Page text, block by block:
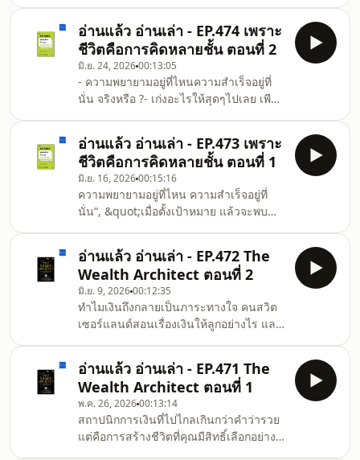
เติบโต&quot; ผ่านช่วงเวลาที่เต็มไปด้วย
&quot;ความสำเร็จและความล้มเ
แพทย์ผู้เชี่ยวชาญด้านโรคเบาหวาน พบว่า
อาการนี้เกิดกับคนที่ดูแข็งแรงจำนวนมาก
เขาเรียกว่า “อ่อนล้าจากคาร์โบไฮเดรต”
ซึ่งเป็นโดมิโนสุขภาพตัวแรกที่ค่อยๆ
บั่นทอนร่างกายของเรา และจากการศึกษา
มาอย่างยาวนาน เขาค้นพบเคล็ดการกินที่
ง่าย อร่อย และไม่กดดันตัวเอง อีกทั้งเมื่อ
ทำได้อย่างต่อเนื่อง พลัง คว
อ่านแล้ว อ่านเล่า - EP.474 เพราะ
ชีวิตคือการคิดหลายชั้น ตอนที่ 2
มิ.ย. 24, 202600:13:05
- ความพยายามอยู่ที่ไหนความสำเร็จอยู่ที่
นั่น จริงหรือ ?- เก่งอะไรให้สุดๆไปเลย เพียง
หรือ ?- เราควรทำงานให้มีประสิทธิภาพ
ไหม ?มาชวนกันคิด หลายชั้นไปพร้อมๆกัน
ใน EP นี้ครับ
อ่านแล้ว อ่านเล่า - EP.473 เพราะ
ชีวิตคือการคิดหลายชั้น ตอนที่ 1
มิ.ย. 16, 202600:15:16
ความพยายามอยู่ที่ไหน ความสำเร็จอยู่ที่
นั่น“, &quot;เมื่อตั้งเป้าหมาย แล้วจะพบ
ให้มั่นคง แล้วจะสบาย&quot; เราได้ยินคำ
แนะนำเหล่านี้กันบ่อย ๆ แต่หลายครั้งก็นำ
ไปปรับใช้ไม่ถูกวิธี หรือตีความผิด ๆ จึงไม่
เกิดประโยชน์ใด ๆ แถมยังอาจต่อต้านการ
รับฟังคำแนะนำดี ๆ จากคนอื่น หรือแอนตี้
หนังสือแนวพัฒนาตนเองที่มักเอ่ยถึงเรื่อง
เหล่านี้เป็นประจำ แต่ศาสตราจารย์
ดร.นภดล ร่มโพธิ์ จะ
อ่านแล้ว อ่านเล่า - EP.472 The
Wealth Architect ตอนที่ 2
มิ.ย. 9, 202600:12:35
ทำไมเงินถึงกลายเป็นภาระทางใจ คนสวิต
เซอร์แลนด์สอนเรื่องเงินให้ลูกอย่างไร และ
ได้ มาร่วมกันหาคำตอบไปพร้อมๆกันครับ
กับหนังสือ The Wealth Architect
อ่านแล้ว อ่านเล่า - EP.471 The
Wealth Architect ตอนที่ 1
พ.ค. 26, 202600:13:14
สถาปนิกการเงินที่ไปไกลเกินกว่าคำว่ารวย
แต่คือการสร้างชีวิตที่คุณมีสิทธิ์เลือกอย่าง